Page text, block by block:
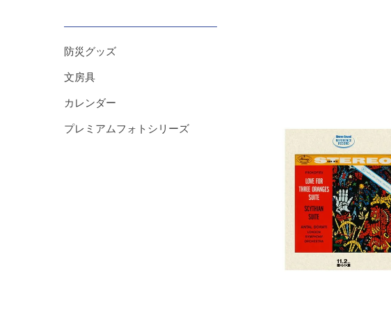
防災グッズ
文房具
カレンダー
プレミアムフォトシリーズ